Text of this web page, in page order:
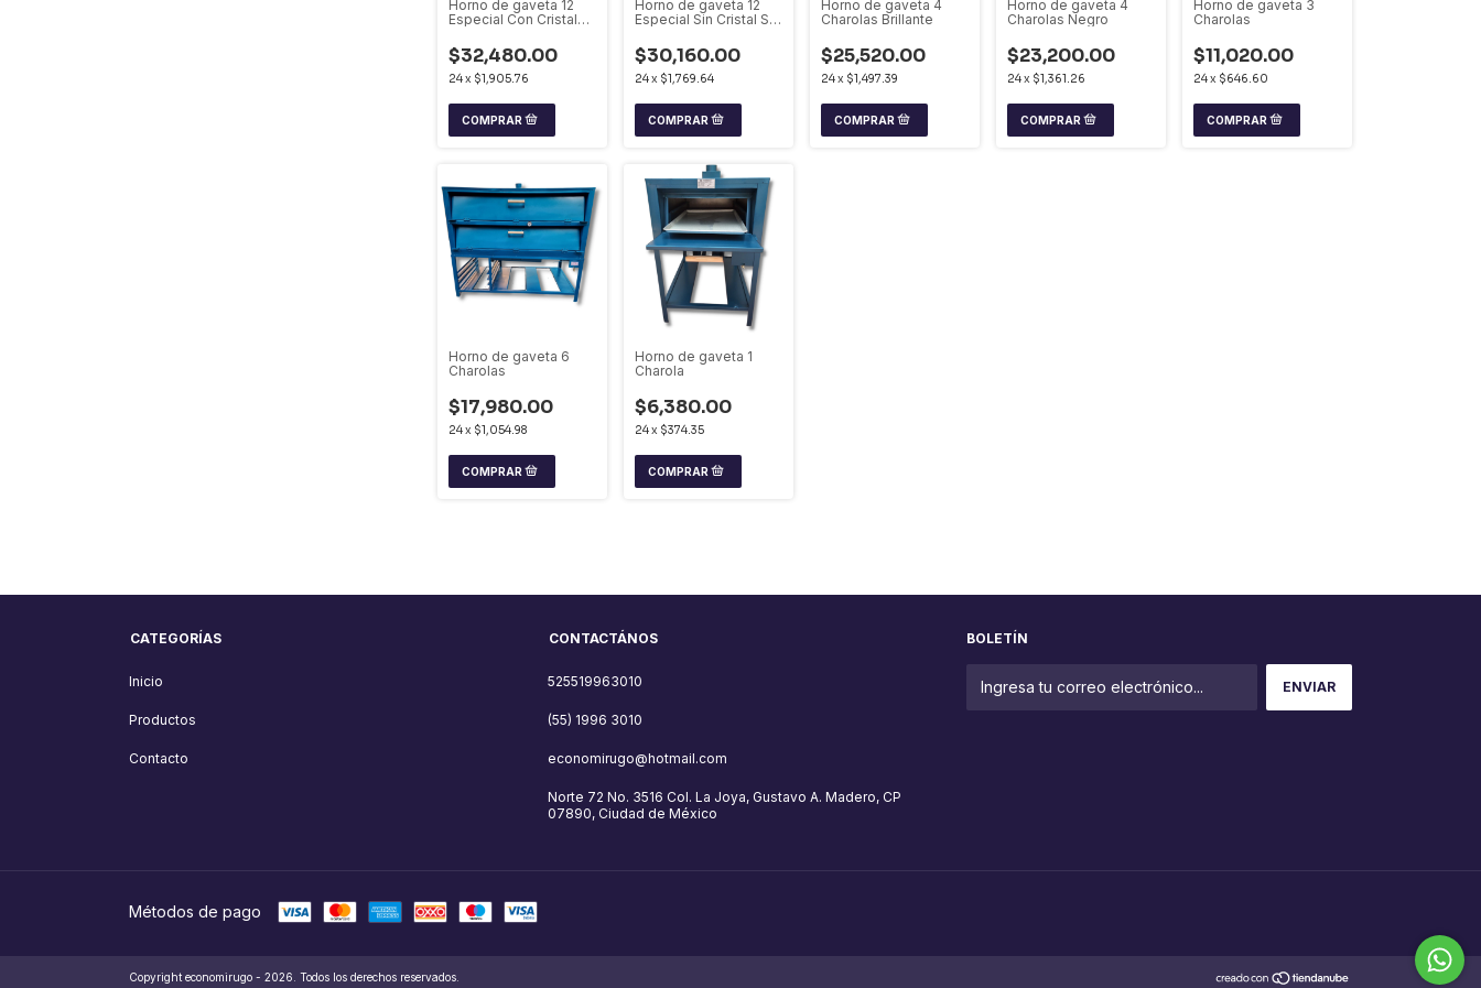
Horno de gaveta 12
Especial Con Cristal
$32,480.00
24x $1,905.76
Horno de gaveta 12
Especial Sin Cristal Sin
$30,160.00
24x $1,769.64
Horno de gaveta 4
Charolas Brillante
$25,520.00
24x $1,497.39
Horno de gaveta 4
Charolas Negro
$23,200.00
24x $1,361.26
Horno de gaveta 3
Charolas
$11,020.00
24x $646.60
Horno de gaveta 6
Charolas
$17,980.00
24x $1,054.98
Horno de gaveta 1
Charola
$6,380.00
24x $374.35
CATEGORÍAS
Inicio
Productos
Contacto
CONTACTÁNOS
525519963010
(55) 1996 3010
economirugo@hotmail.com
Norte 72 No. 3516 Col. La Joya, Gustavo A. Madero, CP
07890, Ciudad de México
BOLETÍN
Métodos de pago
Copyright economirugo - 2026. Todos los derechos reservados.